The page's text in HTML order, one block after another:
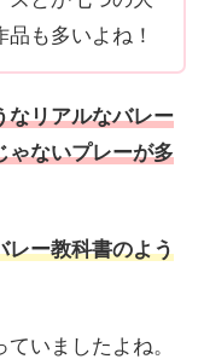
も多いよね！
なリアルなバレー
ゃないプレーが多
レー教科書のよう
いましたよね。